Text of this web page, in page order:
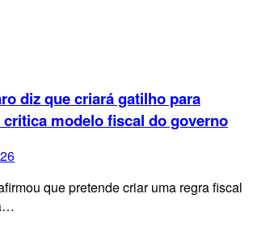
diz que criará gatilho para
modelo fiscal do governo
que pretende criar uma regra fiscal